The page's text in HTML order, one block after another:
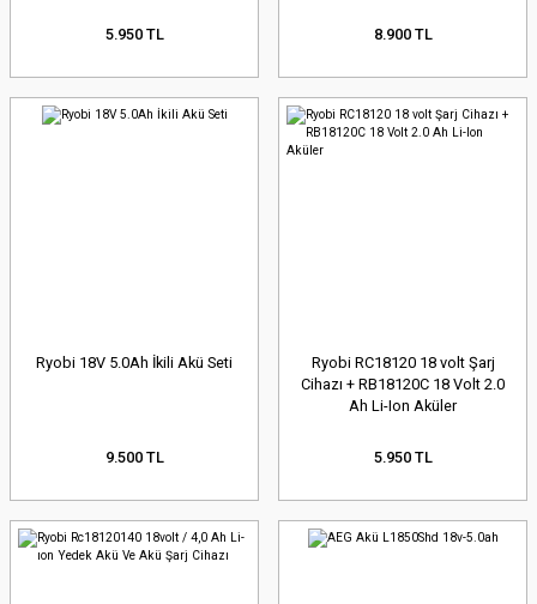
5.950 TL 8.900 TL
Ryobi 18V 5.0Ah İkili Akü Seti
9.500 TL
Ryobi RC18120 18 volt Şarj
Cihazı + RB18120C 18 Volt 2.0
Ah Li-Ion Aküler
5.950 TL